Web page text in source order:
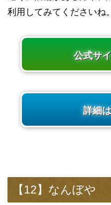
利用してみてくださいね。
公式サ
詳細
【12】なんぼや